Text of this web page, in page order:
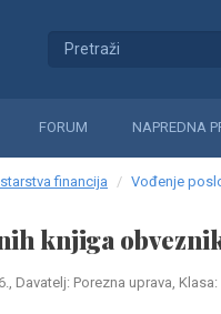
FORUM NAPREDNA
financija Vođenje
knjiga
Davatelj: Porezna uprava,